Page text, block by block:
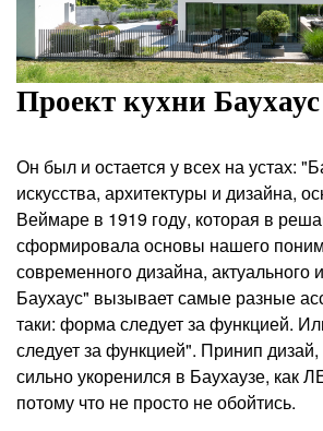
Проект кухни Баухаус
Он был и остается у всех на устах:
искусства, архитектуры и дизайна,
Веймаре в 1919 году, которая в
сформировала основы нашего
современного дизайна, актуального
Баухаус" вызывает самые разные
таки: форма следует за функцией.
следует за функцией". Принип дизай,
сильно укоренился в Баухаузе, как
потому что не просто не обойтись.